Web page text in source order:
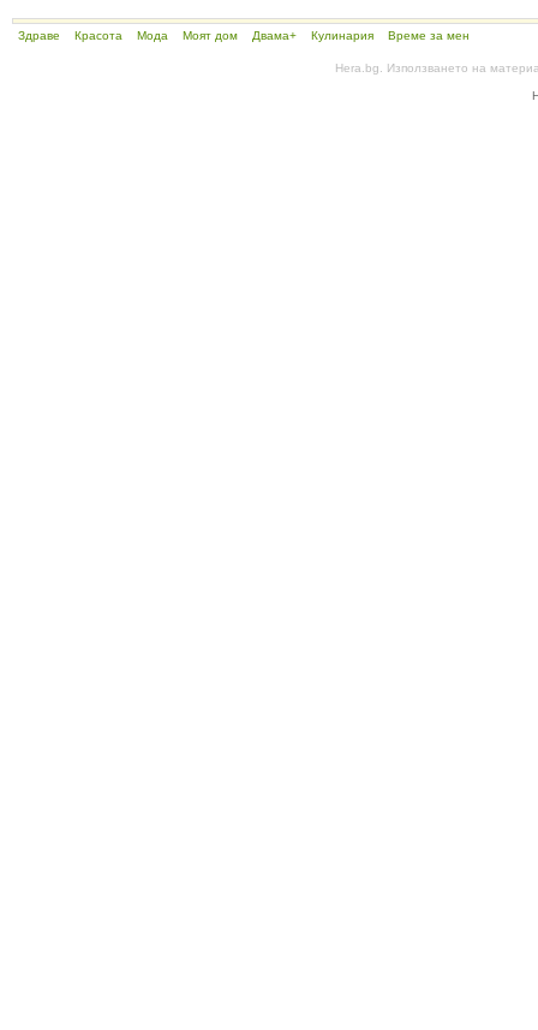
Здраве Красота Мода Моят дом Двама+ Кулинария Време за мен
Hera.bg. Използването на